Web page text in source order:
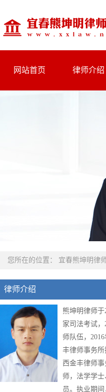
网站首页 律师介绍
您所在的位置： 宜春熊坤明律
律师介绍
熊坤明律师于
家司法考试
师队伍，
丰律师事务
西金丰律师
师，法学学
员。执业期